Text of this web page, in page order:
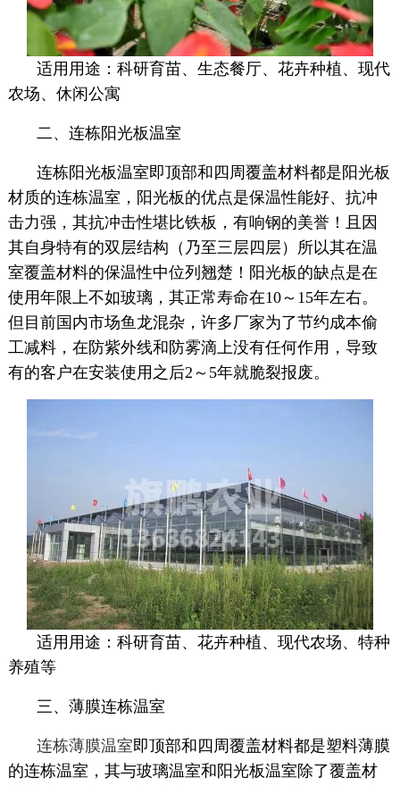
适用用途：科研育苗、生态餐厅、花卉种植、现代
农场、休闲公寓
二、连栋阳光板温室
连栋阳光板温室即顶部和四周覆盖材料都是阳光板
材质的连栋温室，阳光板的优点是保温性能好、抗冲
击力强，其抗冲击性堪比铁板，有响钢的美誉！且因
其自身特有的双层结构（乃至三层四层）所以其在温
室覆盖材料的保温性中位列翘楚！阳光板的缺点是在
使用年限上不如玻璃，其正常寿命在10～15年左右。
但目前国内市场鱼龙混杂，许多厂家为了节约成本偷
工减料，在防紫外线和防雾滴上没有任何作用，导致
有的客户在安装使用之后2～5年就脆裂报废。
适用用途：科研育苗、花卉种植、现代农场、特种
养殖等
三、薄膜连栋温室
连栋薄膜温室即顶部和四周覆盖材料都是塑料薄膜
的连栋温室，其与玻璃温室和阳光板温室除了覆盖材